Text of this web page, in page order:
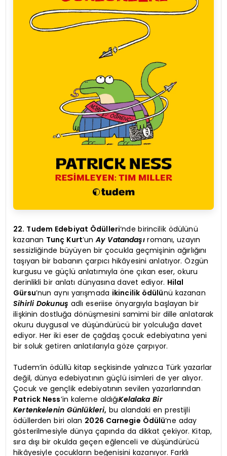
22. Tudem Edebiyat Ödülleri‘nde birincilik ödülünü
kazanan Tunç Kurt’unAy Vatandaşıromanı, uzayın
sessizliğinde büyüyen bir çocukla geçmişinin ağırlığını
taşıyan bir babanın çarpıcı hikâyesini anlatıyor. Özgün
kurgusu ve güçlü anlatımıyla öne çıkan eser, okuru
derinlikli bir anlatı dünyasına davet ediyor. Hilal
Gürsu’nun aynı yarışmada ikincilik ödülünü kazanan
Sihirli Dokunuş adlı eseriise önyargıyla başlayan bir
ilişkinin dostluğa dönüşmesini samimi bir dille anlatarak
okuru duygusal ve düşündürücü bir yolculuğa davet
ediyor. Her iki eser de çağdaş çocuk edebiyatına yeni
bir soluk getiren anlatılarıyla göze çarpıyor.
Tudem’in ödüllü kitap seçkisinde yalnızca Türk yazarlar
değil, dünya edebiyatının güçlü isimleri de yer alıyor.
Çocuk ve gençlik edebiyatının sevilen yazarlarından
Patrick Ness’in kaleme aldığıKelalaka Bir
Kertenkelenin Günlükleri, bu alandaki en prestijli
ödüllerden biri olan 2026 Carnegie Ödülü’ne aday
gösterilmesiyle dünya çapında da dikkat çekiyor. Kitap,
sıra dışı bir okulda geçen eğlenceli ve düşündürücü
hikâyesiyle çocukların beğenisini kazanıyor. Farklı